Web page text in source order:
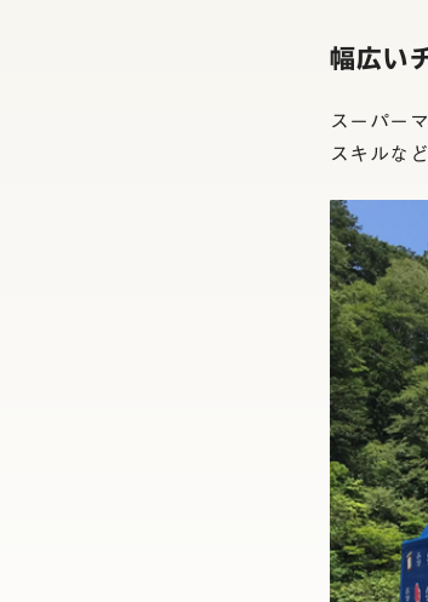
幅広い
スーパー
スキルな